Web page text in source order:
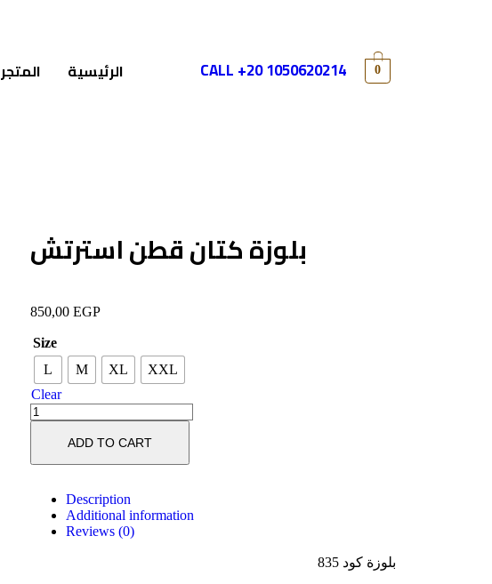
المتجر الرئيسية CALL +20 1050620214 0
بلوزة كتان قطن استرتش
850,00 EGP
Size
L
M XL
XXL
Clear
ADD TO CART
Description
Additional information
Reviews (0)
بلوزة كود 835